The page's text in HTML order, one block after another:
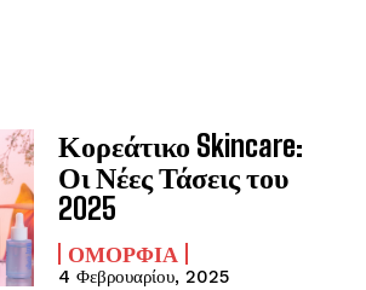
Κορεάτικο Skincare:
Οι Νέες Τάσεις του
2025
ΟΜΟΡΦΙΆ
4 Φεβρουαρίου, 2025